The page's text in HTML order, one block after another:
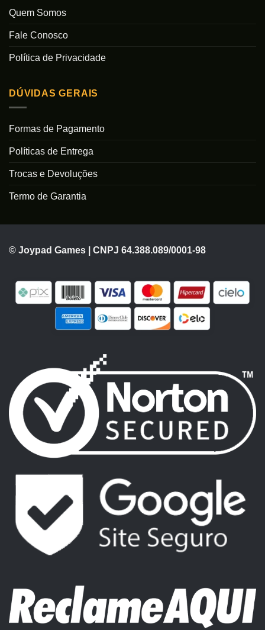
Quem Somos
Fale Conosco
Política de Privacidade
DÚVIDAS GERAIS
Formas de Pagamento
Políticas de Entrega
Trocas e Devoluções
Termo de Garantia
© Joypad Games | CNPJ 64.388.089/0001-98